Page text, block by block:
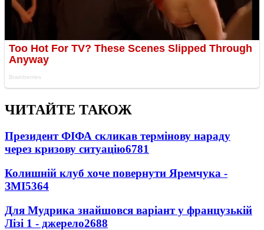
ЧИТАЙТЕ ТАКОЖ
Президент ФІФА скликав термінову нараду
через кризову ситуацію6781
Колишній клуб хоче повернути Яремчука -
ЗМІ5364
Для Мудрика знайшовся варіант у французькій
Лізі 1 - джерело2688